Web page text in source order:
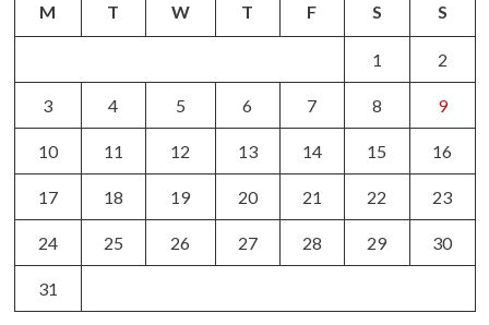
M T W T F S S
1 2
3 4 5 6 7 8 9
10 11 12 13 14 15 16
17 18 19 20 21 22 23
24 25 26 27 28 29 30
31